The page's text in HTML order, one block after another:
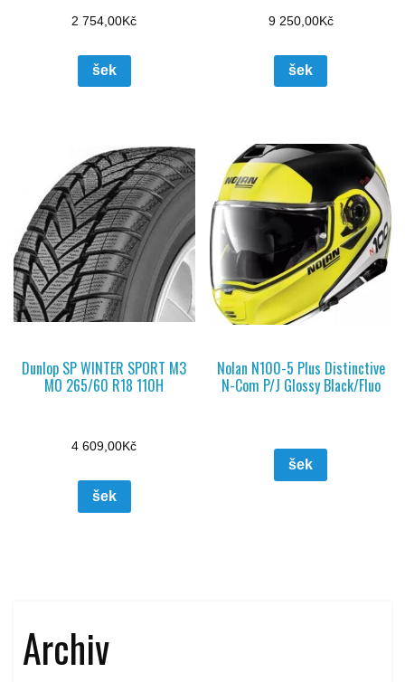
2 754,00Kč
šek
9 250,00Kč
šek
Dunlop SP WINTER SPORT M3
MO 265/60 R18 110H
4 609,00Kč
šek
Nolan N100-5 Plus Distinctive
N-Com P/J Glossy Black/Fluo
šek
Archiv